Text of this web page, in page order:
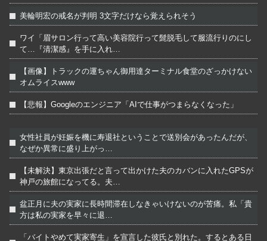
美輪明宏の戒名が判明 3文字だけなら覚えられそう
ワイ「眉サロン行って高い美容院行って髭脱毛して服流行りのにし
て…『清潔感』を手に入れ…
【画像】トラックの運ちゃん御用達ターミナル食堂のざっかけない
オムライスwww
【悲報】Googleのエンジニア「AIで仕事がつまらなくなった」
女性社員が妊娠を機に寿退社ということで送別会があったんだが、
なぜか異常に盛り上がっ…
【未解決】東京出張だと言って出かけた夫のカバンに入れたGPSが
神戸の旅館になってる。夫…
盆正月に夫の実家に長時間滞在しなきゃいけないのが苦痛。私「貴
方は私の実家を早々に退…
「バイトやめて実家寄生」を宣言した彼氏と別れた。するとある日